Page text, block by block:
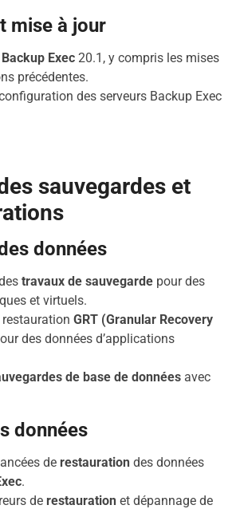
mise à jour
Backup Exec 20.1, y compris les mises
précédentes.
des serveurs Backup Exec
sauvegardes et
données
travaux de sauvegarde pour des
et virtuels.
restaurationGRT (Granular Recovery
des données d’applications
de base de données avec
données
derestauration des données
.
derestauration et dépannage de